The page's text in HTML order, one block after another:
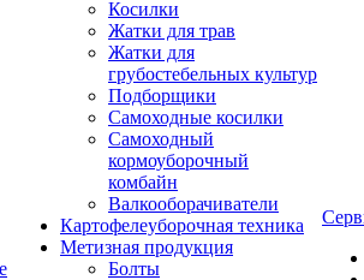
Косилки
Жатки для трав
Жатки для
грубостебельных культур
Подборщики
Самоходные косилки
Самоходный
кормоуборочный
комбайн
Валкооборачиватели
Картофелеуборочная техника
Метизная продукция
Болты